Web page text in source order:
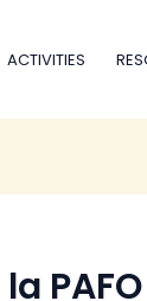
ACTIVITIES
PAFO